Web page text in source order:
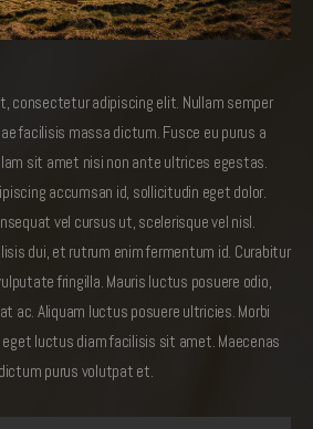
consectetur adipiscing elit. Nullam semper
facilisis massa dictum. Fusce eu purus a
sit amet nisi non ante ultrices egestas.
accumsan id, sollicitudin eget dolor.
vel cursus ut, scelerisque vel nisl.
dui, et rutrum enim fermentum id. Curabitur
fringilla. Mauris luctus posuere odio,
ac. Aliquam luctus posuere ultricies. Morbi
luctus diam facilisis sit amet. Maecenas
purus volutpat et.